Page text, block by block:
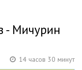
- Мичурин
14 часов 30 минут